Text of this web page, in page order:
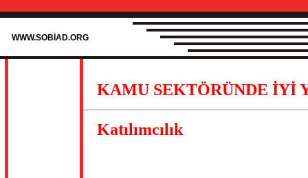
WWW.SOBİAD.ORG
KAMU SEKTÖRÜNDE İYİ
Katılımcılık